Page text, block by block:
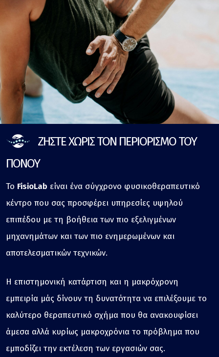
ΖΗΣΤΕ ΧΩΡΙΣ ΤΟΝ ΠΕΡΙΟΡΙΣΜΟ ΤΟΥ
ΠΟΝΟΥ
Το FisioLab είναι ένα σύγχρονο φυσικοθεραπευτικό
κέντρο που σας προσφέρει υπηρεσίες υψηλού
επιπέδου με τη βοήθεια των πιο εξελιγμένων
μηχανημάτων και των πιο ενημερωμένων και
αποτελεσματικών τεχνικών.
Η επιστημονική κατάρτιση και η μακρόχρονη
εμπειρία μάς δίνουν τη δυνατότητα να επιλέξουμε το
καλύτερο θεραπευτικό σχήμα που θα ανακουφίσει
άμεσα αλλά κυρίως μακροχρόνια το πρόβλημα που
εμποδίζει την εκτέλεση των εργασιών σας.